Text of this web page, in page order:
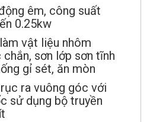
êm, công suất
0.25kw
vật liệu nhôm
sơn lớp sơn tĩnh
gỉ sét, ăn mòn
ra vuông góc với
sử dụng bộ truyền